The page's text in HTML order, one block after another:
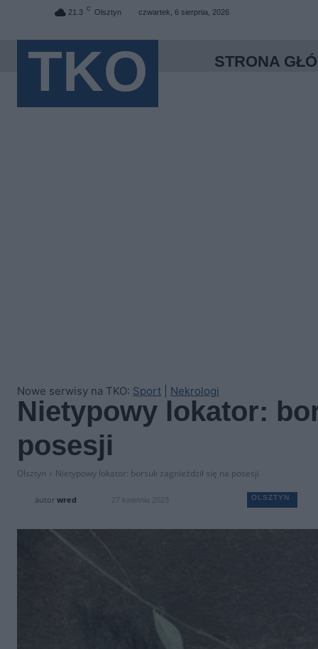
21.3 C Olsztyn czwartek, 6 sierpnia, 2026
TKO STRONA
Nowe serwisy na TKO: Sport Nekrologi
Nietypowy lokator:
posesji
Olsztyn Nietypowy lokator: borsuk zagnieździł się na posesji
autor wred 27 kwietnia 2023 OLSZTYN